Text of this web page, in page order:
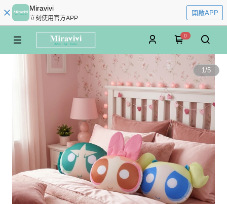
Miravivi
立刻使用官方APP
開啟APP
0
1/5